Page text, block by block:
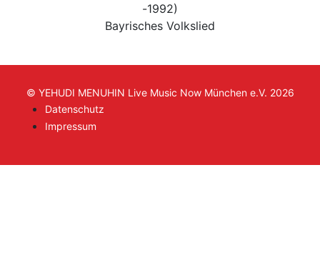
-1992)
Bayrisches Volkslied
© YEHUDI MENUHIN Live Music Now München e.V. 2026
Datenschutz
Impressum